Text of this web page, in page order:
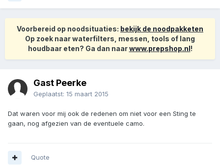
Voorbereid op noodsituaties: bekijk de noodpakketen
Op zoek naar waterfilters, messen, tools of lang
houdbaar eten? Ga dan naarwww.prepshop.nl!
Gast Peerke
Geplaatst: 15 maart 2015
Dat waren voor mij ook de redenen om niet voor een Sting te
gaan, nog afgezien van de eventuele camo.
Quote